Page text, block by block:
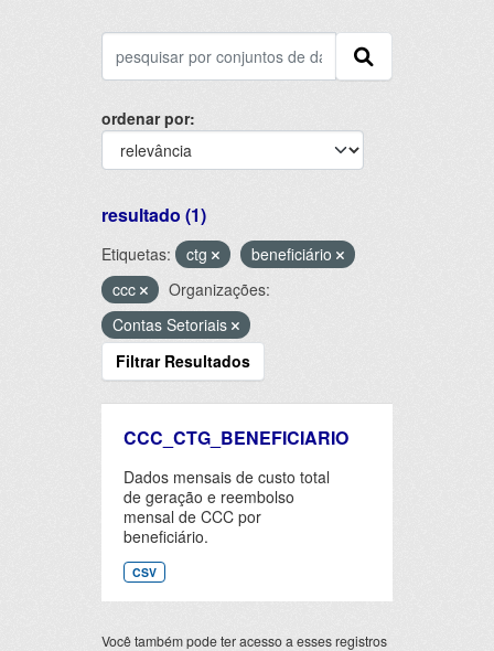
ordenar por
resultado (1)
Etiquetas: ctg
beneficiário
ccc
Organizações:
Contas Setoriais
Filtrar Resultados
CCC_CTG_BENEFICIARIO
Dados mensais de custo total
de geração e reembolso
mensal de CCC por
beneficiário.
CSV
Você também pode ter acesso a esses registros